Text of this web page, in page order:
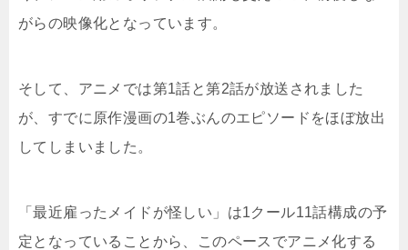
がらの映像化となっています。
そして、アニメでは第1話と第2話が放送されました
が、すでに原作漫画の1巻ぶんのエピソードをほぼ放出
してしまいました。
「最近雇ったメイドが怪しい」は1クール11話構成の予
定となっていることから、このペースでアニメ化する